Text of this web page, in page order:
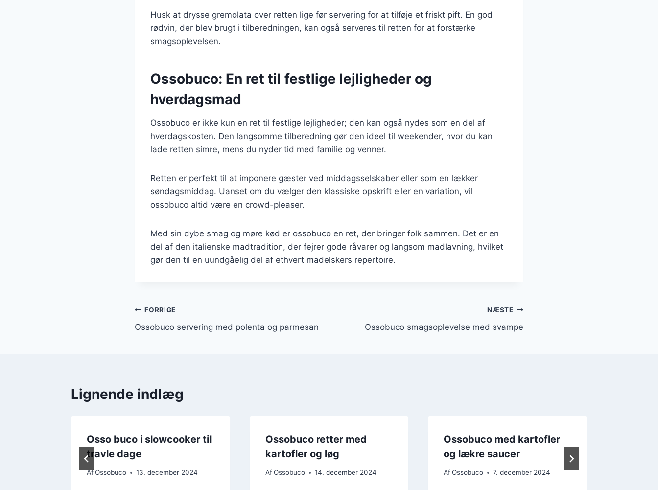
Husk at drysse gremolata over retten lige før servering for at tilføje et friskt pift. En god
rødvin, der blev brugt i tilberedningen, kan også serveres til retten for at forstærke
smagsoplevelsen.
Ossobuco: En ret til festlige lejligheder og
hverdagsmad
Ossobuco er ikke kun en ret til festlige lejligheder; den kan også nydes som en del af
hverdagskosten. Den langsomme tilberedning gør den ideel til weekender, hvor du kan
lade retten simre, mens du nyder tid med familie og venner.
Retten er perfekt til at imponere gæster ved middagsselskaber eller som en lækker
søndagsmiddag. Uanset om du vælger den klassiske opskrift eller en variation, vil
ossobuco altid være en crowd-pleaser.
Med sin dybe smag og møre kød er ossobuco en ret, der bringer folk sammen. Det er en
del af den italienske madtradition, der fejrer gode råvarer og langsom madlavning, hvilket
gør den til en uundgåelig del af ethvert madelskers repertoire.
Indlægsnavigation
FORRIGE
Ossobuco servering med polenta og parmesan
NÆSTE
Ossobuco smagsoplevelse med svampe
Lignende indlæg
Osso buco i slowcooker til
travle dage
AfOssobuco 13. december 2024
Ossobuco retter med
kartofler og løg
Af Ossobuco 14. december 2024
Ossobuco med kartofler
og lækre saucer
Af Ossobuco 7. december 2024